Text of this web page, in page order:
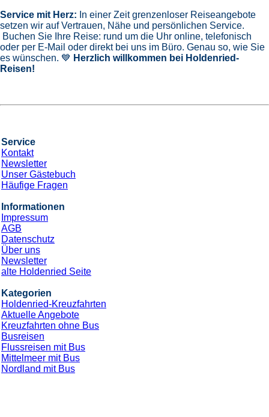
Service mit Herz: In einer Zeit grenzenloser Reiseangebote
setzen wir auf Vertrauen, Nähe und persönlichen Service.
Buchen Sie Ihre Reise: rund um die Uhr online, telefonisch
oder per E-Mail oder direkt bei uns im Büro. Genau so, wie Sie
es wünschen. 💙 Herzlich willkommen bei Holdenried-
Reisen!
Service
Kontakt
Newsletter
Unser Gästebuch
Häufige Fragen
Informationen
Impressum
AGB
Datenschutz
Über uns
Newsletter
alte Holdenried Seite
Kategorien
Holdenried-Kreuzfahrten
Aktuelle Angebote
Kreuzfahrten ohne Bus
Busreisen
Flussreisen mit Bus
Mittelmeer mit Bus
Nordland mit Bus